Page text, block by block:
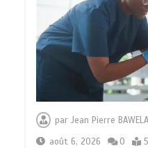
parJean Pierre BAWELA
août 6, 2026
0